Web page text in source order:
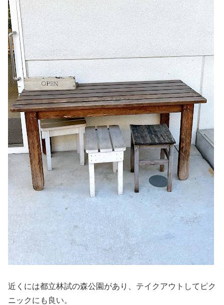
近くには都立林試の森公園があり、テイクアウトしてピク
ニックにも良い。